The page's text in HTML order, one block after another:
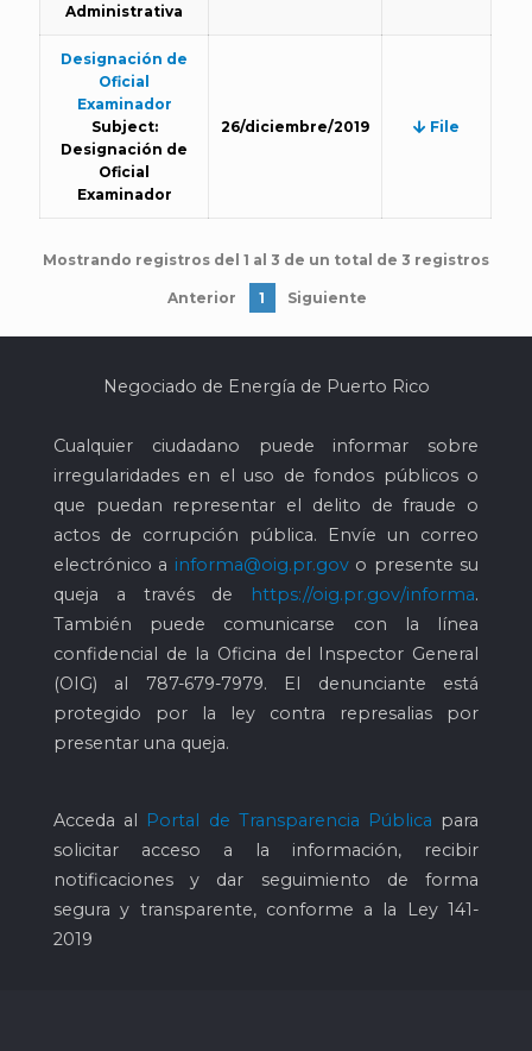
Administrativa
Designación de
Oficial
Examinador
Subject:
Designación de
Oficial
Examinador
26/diciembre/2019 File
Mostrando registros del 1 al 3 de un total de 3 registros
Anterior 1 Siguiente
Negociado de Energía de Puerto Rico
Cualquier ciudadano puede informar sobre
irregularidades en el uso de fondos públicos o
que puedan representar el delito de fraude o
actos de corrupción pública. Envíe un correo
electrónico a informa@oig.pr.govo presente su
queja a través de
https://oig.pr.gov/informa.
También puede comunicarse con la línea
confidencial de la Oficina del Inspector General
(OIG) al 787-679-7979. El denunciante está
protegido por la ley contra represalias por
presentar una queja.
Acceda al Portal de Transparencia Pública para
solicitar acceso a la información, recibir
notificaciones y dar seguimiento de forma
segura y transparente, conforme a la Ley 141-
2019